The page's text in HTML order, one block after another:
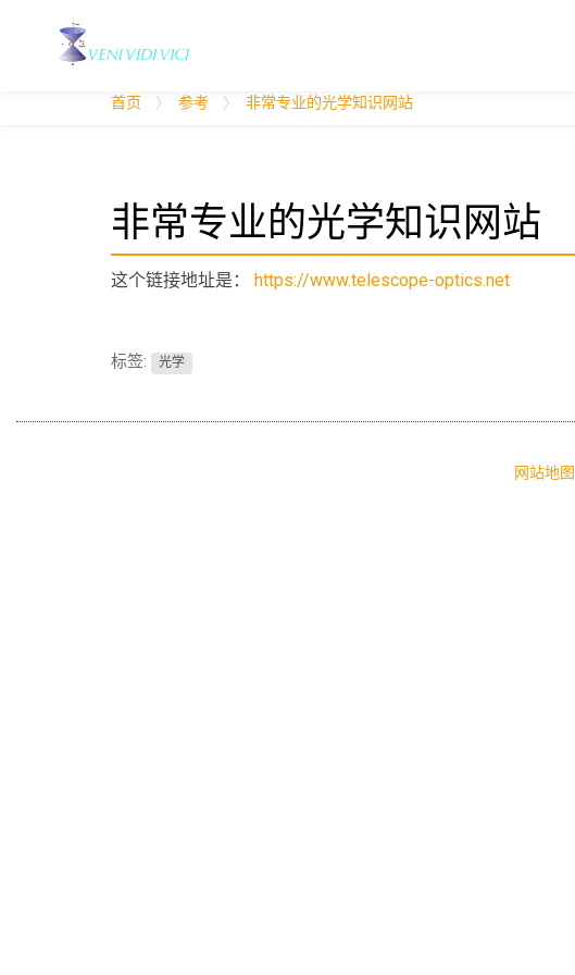
您
首页 参考 非常专业的光学知识网站
非常专业的光学知识网站
这个链接地址是： https://www.telescope-optics.net
标签: 光学
网站地图